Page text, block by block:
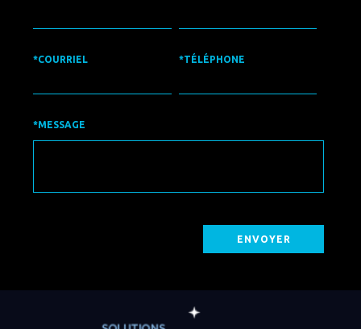
*COURRIEL *TÉLÉPHONE
*MESSAGE